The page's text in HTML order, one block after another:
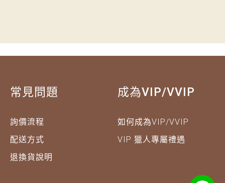
常見問題
詢價流程
配送方式
退換貨說明
成為VIP/VVIP
如何成為VIP/VVIP
VIP 獵人專屬禮遇